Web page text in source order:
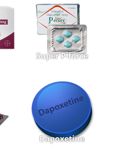
Super P-force
Dapoxetine